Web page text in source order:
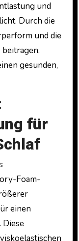
und
Durch die
und die
gesunden,
für
Foam-
einen
Diese